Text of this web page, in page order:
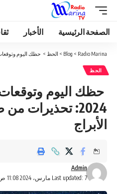
الصفحة الرئيسية الأخبار
Radio Marina
>
Blog
> الحظ > حظك اليوم وتوقعات الأبراج 6 مارس 2024: تحذيرات من
الحظ
2024: تحذيرات
الأبراج
Last updated: 7 مارس، 2024 11:08 ص
Admin